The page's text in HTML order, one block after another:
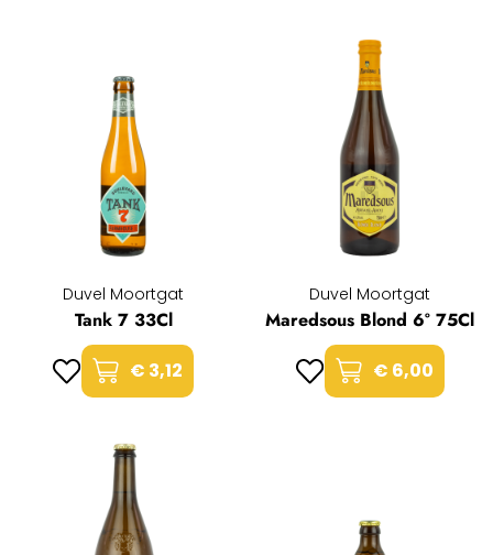
Duvel Moortgat
Tank 7 33Cl
€ 3,12
Duvel Moortgat
Maredsous Blond 6° 75Cl
€ 6,00